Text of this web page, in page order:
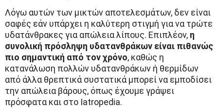
Λόγω αυτών των μικτών αποτελεσμάτων, δεν είναι
σαφές εάν υπάρχει η καλύτερη στιγμή για να τρώτε
υδατάνθρακες για απώλεια λίπους. Επιπλέον, η
συνολική πρόσληψη υδατανθράκων είναι πιθανώς
πιο σημαντική από τον χρόνο, καθώς η
κατανάλωση πολλών υδατανθράκων ή θερμίδων
από άλλα θρεπτικά συστατικά μπορεί να εμποδίσει
την απώλεια βάρους, όπως έχουμε γράψει
πρόσφατα και στο Iatropedia.